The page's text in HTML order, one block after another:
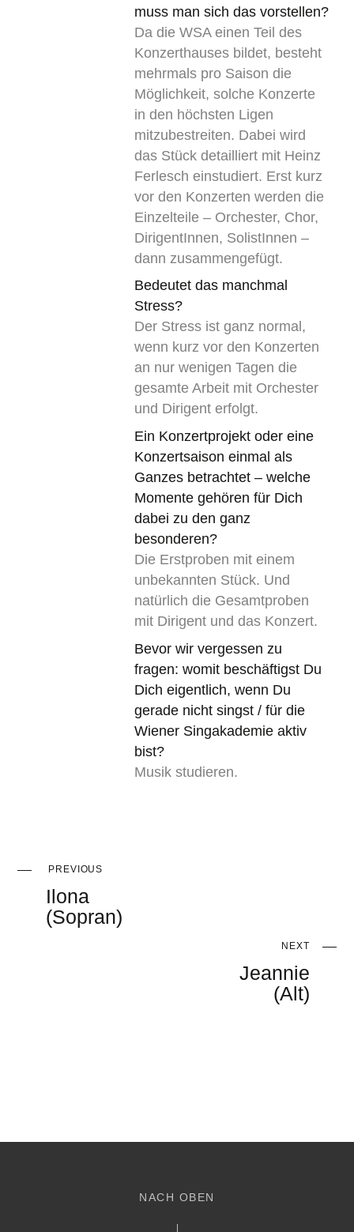
muss man sich das vorstellen?
Da die WSA einen Teil des
Konzerthauses bildet, besteht
mehrmals pro Saison die
Möglichkeit, solche Konzerte
in den höchsten Ligen
mitzubestreiten. Dabei wird
das Stück detailliert mit Heinz
Ferlesch einstudiert. Erst kurz
vor den Konzerten werden die
Einzelteile – Orchester, Chor,
DirigentInnen, SolistInnen –
dann zusammengefügt.
Bedeutet das manchmal
Stress?
Der Stress ist ganz normal,
wenn kurz vor den Konzerten
an nur wenigen Tagen die
gesamte Arbeit mit Orchester
und Dirigent erfolgt.
Ein Konzertprojekt oder eine
Konzertsaison einmal als
Ganzes betrachtet – welche
Momente gehören für Dich
dabei zu den ganz
besonderen?
Die Erstproben mit einem
unbekannten Stück. Und
natürlich die Gesamtproben
mit Dirigent und das Konzert.
Bevor wir vergessen zu
fragen: womit beschäftigst Du
Dich eigentlich, wenn Du
gerade nicht singst / für die
Wiener Singakademie aktiv
bist?
Musik studieren.
PREVIOUS
Ilona
(Sopran)
NEXT
Jeannie
(Alt)
NACH OBEN